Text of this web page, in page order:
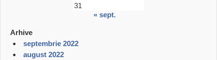
31
« sept.
Arhive
septembrie 2022
august 2022